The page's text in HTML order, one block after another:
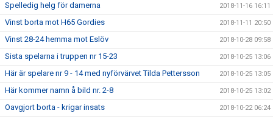
Spelledig helg för damerna 2018-11-16 16:11
Vinst borta mot H65 Gordies 2018-11-11 20:50
Vinst 28-24 hemma mot Eslöv 2018-10-28 09:58
Sista spelarna i truppen nr 15-23 2018-10-25 13:06
Här är spelare nr 9 - 14 med nyförvärvet Tilda Pettersson 2018-10-25 13:05
Här kommer namn å bild nr. 2-8 2018-10-25 13:02
Oavgjort borta - krigar insats 2018-10-22 06:24